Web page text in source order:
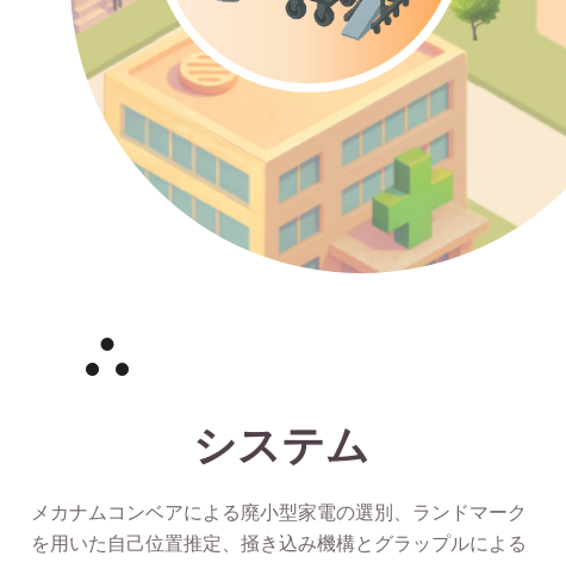
システム
メカナムコンベアによる廃小型家電の選別、ランドマーク
を用いた自己位置推定、掻き込み機構とグラップルによる